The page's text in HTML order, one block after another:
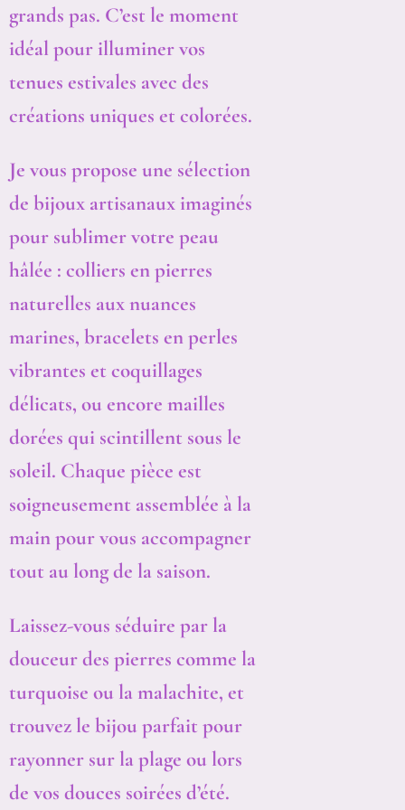
grands pas. C’est le moment
idéal pour illuminer vos
tenues estivales avec des
créations uniques et colorées.
Je vous propose une sélection
de bijoux artisanaux imaginés
pour sublimer votre peau
hâlée : colliers en pierres
naturelles aux nuances
marines, bracelets en perles
vibrantes et coquillages
délicats, ou encore mailles
dorées qui scintillent sous le
soleil. Chaque pièce est
soigneusement assemblée à la
main pour vous accompagner
tout au long de la saison.
Laissez-vous séduire par la
douceur des pierres comme la
turquoise ou la malachite, et
trouvez le bijou parfait pour
rayonner sur la plage ou lors
de vos douces soirées d’été.